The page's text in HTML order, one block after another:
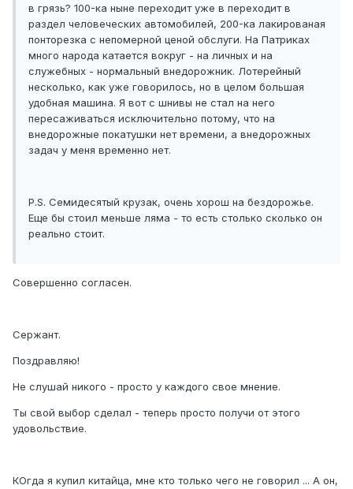
в грязь? 100-ка ныне переходит уже в переходит в
раздел человеческих автомобилей, 200-ка лакированая
понторезка с непомерной ценой обслуги. На Патриках
много народа катается вокруг - на личных и на
служебных - нормальный внедорожник. Лотерейный
несколько, как уже говорилось, но в целом большая
удобная машина. Я вот с шнивы не стал на него
пересаживаться исключительно потому, что на
внедорожные покатушки нет времени, а внедорожных
задач у меня временно нет.
P.S. Семидесятый крузак, очень хорош на бездорожье.
Еще бы стоил меньше ляма - то есть столько сколько он
реально стоит.
Совершенно согласен.
Сержант.
Поздравляю!
Не слушай никого - просто у каждого свое мнение.
Ты свой выбор сделал - теперь просто получи от этого
удовольствие.
КОгда я купил китайца, мне кто только чего не говорил ... А он,